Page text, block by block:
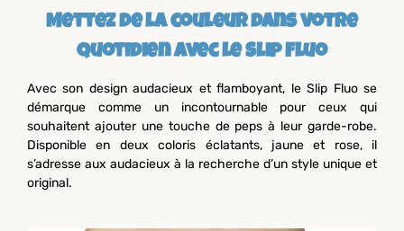
Mettez de la couleur dans votre
quotidien avec le Slip Fluo
Avec son design audacieux et flamboyant, le Slip Fluo se
démarque comme un incontournable pour ceux qui
souhaitent ajouter une touche de peps à leur garde-robe.
Disponible en deux coloris éclatants, jaune et rose, il
s’adresse aux audacieux à la recherche d’un style unique et
original.